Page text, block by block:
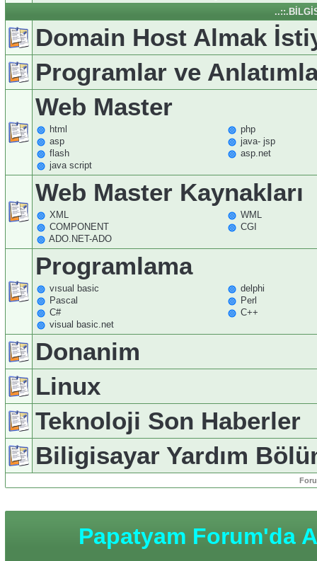
Domain Host Almak
Programlar ve
Web Master
html
php
asp
java- jsp
flash
asp.net
java script
Web Master Kaynakları
XML
WML
COMPONENT
CGI
ADO.NET-ADO
Programlama
vısual basic
delphi
Pascal
Perl
C#
C++
visual basic.net
Donanim
Linux
Teknoloji Son Haberler
Biligisayar Yardım
Papatyam Forum'da